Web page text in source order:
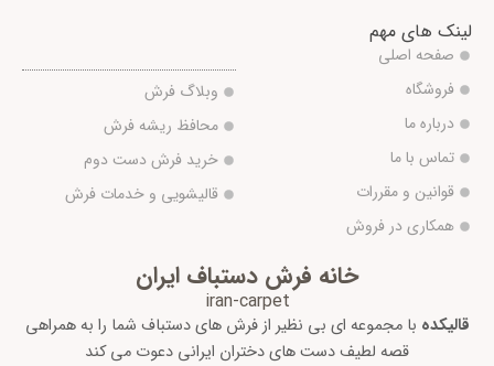
لینک های مهم
صفحه اصلی
فروشگاه
درباره ما
تماس با ما
قوانین و مقررات
همکاری در فروش
وبلاگ فرش
محافظ ریشه فرش
خرید فرش دست دوم
قالیشویی و خدمات فرش
خانه فرش دستباف ایران
iran-carpet
قالیکده با مجموعه ای بی نظیر از فرش های دستباف شما را به همراهی
قصه لطیف دست های دختران ایرانی دعوت می کند